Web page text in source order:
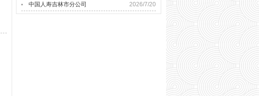
2026/7/20
中国人寿吉林市分公司